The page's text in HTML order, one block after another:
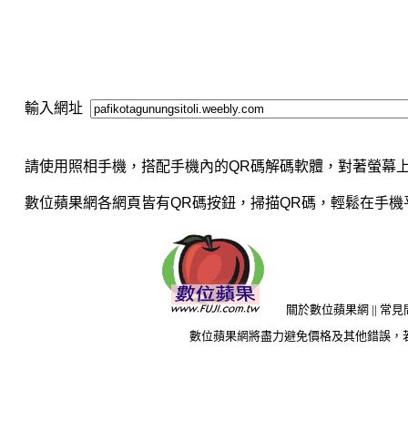
輸入網址
請使用照相手機，搭配手機內的QR碼解碼軟體，對著螢幕
數位蘋果網各網頁皆有QR碼按鈕，掃描QR碼，輕鬆在手
關於數位蘋果網 || 常見
數位蘋果網將盡力避免價格及其他錯誤